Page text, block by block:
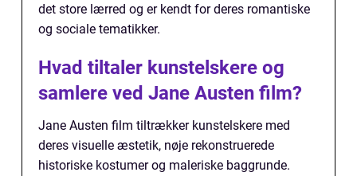
det store lærred og er kendt for deres romantiske
og sociale tematikker.
Hvad tiltaler kunstelskere og
samlere ved Jane Austen film?
Jane Austen film tiltrækker kunstelskere med
deres visuelle æstetik, nøje rekonstruerede
historiske kostumer og maleriske baggrunde.